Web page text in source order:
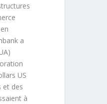
a
US
et des
à